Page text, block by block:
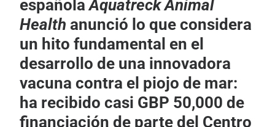
españolaAquatreck Animal
Health anunció lo que considera
un hito fundamental en el
desarrollo de una innovadora
vacuna contra el piojo de mar:
ha recibido casi GBP 50,000 de
financiación de parte del Centro